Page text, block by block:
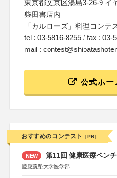
東京都文京区湯島3-26-9 イ
柴田書店内
「カルローズ」料理コンテ
tel : 03-5816-8255 / fax : 03-
mail :
公式ホー
おすすめのコンテスト [PR]
NEW 第11回 健康医療ベン
慶應義塾大学医学部